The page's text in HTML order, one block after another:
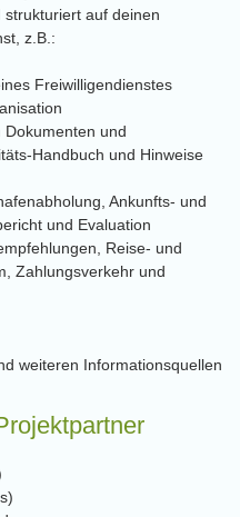
auf deinen
z.B.:
Freiwilligendienstes
und
Handbuch und Hinweise
Ankunfts- und
und Evaluation
Reise- und
Zahlungsverkehr und
weiteren Informationsquellen